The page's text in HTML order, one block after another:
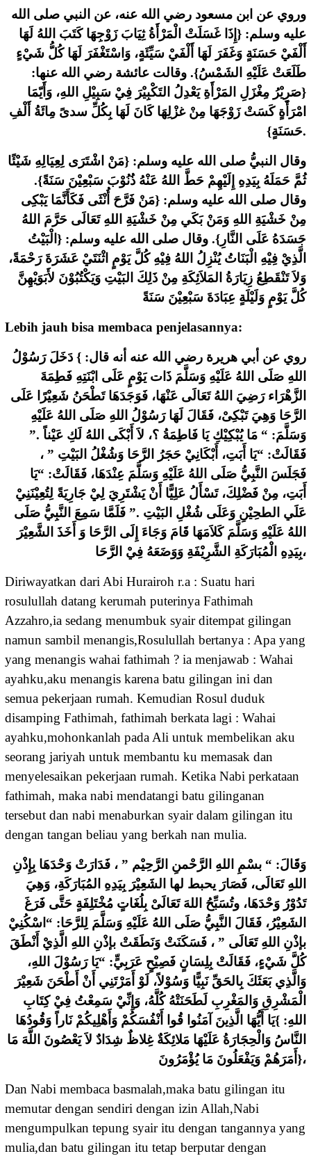
وروي عن ابن مسعود رضي الله عنه، عن النبي صلى الله
عليه وسلم: {إِذَا غَسَلَتْ الْمَرْأَةُ ثِيَابَ زَوْجِهَا كَتَبَ اللهُ لَهَا
أَلْفَيْ حَسَنَةٍ وَغَفَرَ لَهَا أَلْفَيْ سَيِّئَةٍ، وَاسْتَغْفَرَ لَهَا كُلُّ شَيْءٍ
طَلَعَتْ عَلَيْهِ الشَمْسُ}. وقالت عائشة رضي الله عنها:
{صَرِيْرُ مِغْزَلِ المَرْأَةِ يَعْدِلُ التَكْبِيْرَ فِيْ سَبِيْلِ اللهِ، وَأَيّمَا
امْرَأَةٍ كَسَتْ زَوْجَهَا مِنْ غزْلِهَا كَانَ لَهَا بِكُلِّ سدىً مِائَةُ أَلْفِ
حَسَنَةٍ}.
وقال النبيُّ صلى الله عليه وسلم: {مَنْ اشْتَرَى لِعِيَالِهِ شَيْئًا
ثُمَّ حَمَلَهُ بِيَدِهِ إِلَيْهِمْ حَطَّ اللهُ عَنْهُ ذُنُوْبَ سَبْعِيْنَ سَنَةً}.
وقال صلى الله عليه وسلم: {مَنْ فَرَّحَ أُنْثَى فَكَأَنَّمَا يَبْكِى
مِنْ خَشْيَةِ اللهِ وَمَنْ بَكَي مِنْ خَشْيَةِ اللهِ تَعَالَى حَرَّمَ اللهُ
جَسَدَهُ عَلَى النَّارِ}. وقال صلى الله عليه وسلم: {الْبَيْتُ
الَّذِيْ فِيْهِ الْبَنَاتُ يُنْزِلُ اللهُ فِيْهِ كُلَّ يَوْمٍ اثْنَتَيْ عَشَرَةَ رَحْمَةً،
وَلاَ تَنْقَطِعُ زِيَارَةُ المَلاَئِكَةِ مِنْ ذَلِكَ البَيْتِ وَيَكْتُبُوْنَ لأَبَوَيْهِنَّ
كُلَّ يَوْمٍ وَلَيْلَةٍ عِبَادَةَ سَبْعِيْنَ سَنَةً
Lebih jauh bisa membaca penjelasannya:
ﺭﻭﻱ ﻋﻦ ﺃﺑﻲ ﻫﺮﻳﺮﺓ ﺭﺿﻲ ﺍﻟﻠﻪ ﻋﻨﻪ ﺃﻧﻪ ﻗﺎﻝ: } ﺩَﺧَﻞَ ﺭَﺳُﻮْﻝُ
ﺍﻟﻠﻪِ ﺻَﻠَﻰ ﺍﻟﻠﻪُ ﻋَﻠَﻴْﻪِ ﻭَﺳَﻠَّﻢَ ﺫَﺍﺕ ﻳَﻮْﻡٍ ﻋَﻠَﻰ ﺍﺑْﻨَﺘِﻪِ ﻓَﻄِﻤَﺔَ
ﺍﻟﺰَّﻫْﺮَﺍﺀ ﺭَﺿِﻲَ ﺍﻟﻠﻪُ ﺗَﻌَﺎﻟَﻰ ﻋَﻨْﻬَﺎ، ﻓَﻮَﺟَﺪَﻫَﺎ ﺗَﻄْﺤَﻦُ ﺷَﻌِﻴْﺮًﺍ ﻋَﻠَﻰ
ﺍﻟﺮَّﺣَﺎ ﻭَﻫِﻲَ ﺗَﺒْﻜِﻰْ، ﻓَﻘَﺎﻝَ ﻟَﻬَﺎ ﺭَﺳُﻮْﻝُ ﺍﻟﻠﻪِ ﺻَﻠَﻰ ﺍﻟﻠﻪُ ﻋَﻠَﻴْﻪِ
ﻭَﺳَﻠَّﻢَ: “ ﻣَﺎ ﻳُﺒْﻜِﻴْﻚِ ﻳَﺎ ﻓَﺎﻃِﻤَﺔُ ؟، ﻻَ ﺃَﺑْﻜَﻰ ﺍﻟﻠﻪُ ﻟَﻚِ ﻋَﻴْﻨﺎً .”
ﻓَﻘَﺎﻟَﺖْ: “ﻳَﺎ ﺃَﺑَﺖِ، ﺃَﺑْﻜَﺎﻧِﻲْ ﺣَﺠَﺮُ ﺍﻟﺮَّﺣَﺎ ﻭَﺷُﻐْﻞُ ﺍﻟﺒَﻴْﺖِ ” ،
ﻓَﺠَﻠَﺲَ ﺍﻟﻨَّﺒِﻲُّ ﺻَﻠَﻰ ﺍﻟﻠﻪُ ﻋَﻠَﻴْﻪِ ﻭَﺳَﻠَّﻢَ ﻋِﻨْﺪَﻫَﺎ، ﻓَﻘَﺎﻟَﺖْ: “ﻳَﺎ
ﺃَﺑَﺖِ، ﻣِﻦْ ﻓَﻀْﻠِﻚَ، ﺗَﺴْﺄَﻝُ ﻋَﻠِﻴًّﺎ ﺃَﻥْ ﻳَﺸْﺘَﺮِﻱَ ﻟِﻲْ ﺟَﺎﺭِﻳَﺔً ﻟِﺘُﻌِﻴْﻨَﻨِﻲْ
ﻋَﻠَﻲ ﺍﻟﻄﺤِﻴْﻦِ ﻭَﻋَﻠَﻰ ﺷُﻐْﻞِ ﺍﻟﺒَﻴْﺖِ .” ﻓَﻠَﻤَّﺎ ﺳَﻤِﻊَ ﺍﻟﻨَّﺒِﻲُّ ﺻَﻠَﻰ
ﺍﻟﻠﻪُ ﻋَﻠَﻴْﻪِ ﻭَﺳَﻠَّﻢَ ﻛَﻼَﻣَﻬَﺎ ﻗَﺎﻡَ ﻭَﺟَﺎﺀَ ﺇِﻟَﻰ ﺍﻟﺮَّﺣَﺎ ﻭَ ﺃَﺧَﺬَ ﺍﻟﺸَّﻌِﻴْﺮَ
ﺑِﻴَﺪِﻩِ ﺍﻟْﻤُﺒَﺎﺭَﻛَﺔِ ﺍﻟﺸَّﺮِﻳْﻔَﺔِ ﻭَﻭَﺿَﻌَﻪُ ﻓِﻲْ ﺍﻟﺮَّﺣَﺎ،
Diriwayatkan dari Abi Hurairoh r.a : Suatu hari
rosulullah datang kerumah puterinya Fathimah
Azzahro,ia sedang menumbuk syair ditempat gilingan
namun sambil menangis,Rosulullah bertanya : Apa yang
yang menangis wahai fathimah ? ia menjawab : Wahai
ayahku,aku menangis karena batu gilingan ini dan
semua pekerjaan rumah. Kemudian Rosul duduk
disamping Fathimah, fathimah berkata lagi : Wahai
ayahku,mohonkanlah pada Ali untuk membelikan aku
seorang jariyah untuk membantu ku memasak dan
menyelesaikan pekerjaan rumah. Ketika Nabi perkataan
fathimah, maka nabi mendatangi batu gilinganan
tersebut dan nabi menaburkan syair dalam gilingan itu
dengan tangan beliau yang berkah nan mulia.
ﻭَﻗَﺎﻝَ: “ ﺑﺴْﻢِ ﺍﻟﻠﻪِ ﺍﻟﺮَّﺣْﻤﻦِ ﺍﻟﺮَّﺣِﻴْﻢ ” ، ﻓَﺪَﺍﺭَﺕْ ﻭَﺣْﺪَﻫَﺎ ﺑِﺈِﺫْﻥِ
ﺍﻟﻠﻪِ ﺗَﻌَﺎﻟَﻰ، ﻓَﺼَﺎﺭَ ﻳﺤﺒﻂ ﻟﻬﺎ ﺍﻟﺸَﻌِﻴْﺮَ ﺑِﻴَﺪِﻩِ ﺍﻟﻤُﺒَﺎﺭَﻛَﺔِ، ﻭَﻫِﻲَ
ﺗَﺪُﻭْﺭُ ﻭَﺣْﺪَﻫَﺎ، ﻭﺗُﺴَﺒِّﺢُ ﺍﻟﻠﻪَ ﺗَﻌَﺎﻟَﻰْ ﺑِﻠُﻐَﺎﺕٍ ﻣُﺨْﺘَﻠِﻔَﺔٍ ﺣَﺘَّﻰ ﻓَﺮَﻍَ
ﺍﻟﺸَﻌِﻴْﺮُ، ﻓَﻘَﺎﻝَ ﺍﻟﻨَّﺒِﻲُّ ﺻَﻠَﻰ ﺍﻟﻠﻪُ ﻋَﻠَﻴْﻪِ ﻭَﺳَﻠَّﻢَ ﻟِﻠﺮَّﺣَﺎ: “ﺍﺳْﻜُﻨِﻲْ
ﺑﺈﺫْﻥِ ﺍﻟﻠﻪِ ﺗَﻌَﺎﻟَﻰ ” ، ﻓَﺴَﻜَﻨَﺖْ ﻭَﻧَﻄَﻘَﺖْ ﺑﺈﺫْﻥِ ﺍﻟﻠﻪِ ﺍﻟَّﺬِﻱْ ﺃَﻧْﻄَﻖَ
ﻛُﻞَّ ﺷَﻲْﺀٍ، ﻓَﻘَﺎﻟَﺖْ ﺑِﻠِﺴَﺎﻥٍ ﻓَﺼِﻴْﺢٍ ﻋَﺮَﺑِﻲٍّ: “ﻳَﺎ ﺭَﺳُﻮْﻝَ ﺍﻟﻠﻪِ،
ﻭَﺍﻟَّﺬِﻱ ﺑَﻌَﺜَﻚَ ﺑِﺎﻟﺤَﻖِّ ﻧَﺒِﻴًّﺎ ﻭَﺳُﻮْﻻً، ﻟَﻮْ ﺃَﻣَﺮْﺗَﻨِﻲ ﺃَﻥْ ﺃَﻃْﺤَﻦَ ﺷَﻌِﻴْﺮَ
ﺍﻟْﻤَﺸْﺮِﻕِ ﻭَﺍﻟﻤَﻐْﺮِﺏِ ﻟَﻄَﺤَﻨَﺘْﻪُ ﻛُﻠَّﻪُ، ﻭَﺇِﻧِّﻲْ ﺳَﻤِﻌْﺖُ ﻓِﻲْ ﻛِﺘَﺎﺏِ
ﺍﻟﻠﻪِ: }ﻳَﺎ ﺃَﻳُّﻬَﺎ ﺍﻟَّﺬِﻳﻦَ ﺁﻣَﻨُﻮﺍ ﻗُﻮﺍ ﺃَﻧْﻔُﺴَﻜُﻢْ ﻭَﺃَﻫْﻠِﻴﻜُﻢْ ﻧَﺎﺭﺍً ﻭَﻗُﻮﺩُﻫَﺎ
ﺍﻟﻨَّﺎﺱُ ﻭَﺍﻟْﺤِﺠَﺎﺭَﺓُ ﻋَﻠَﻴْﻬَﺎ ﻣَﻼﺋِﻜَﺔٌ ﻏِﻼﻅٌ ﺷِﺪَﺍﺩٌ ﻻَ ﻳَﻌْﺼُﻮﻥَ ﺍﻟﻠَّﻪَ ﻣَﺎ
ﺃَﻣَﺮَﻫُﻢْ ﻭَﻳَﻔْﻌَﻠُﻮﻥَ ﻣَﺎ ﻳُﺆْﻣَﺮُﻭﻥَ}،
Dan Nabi membaca basmalah,maka batu gilingan itu
memutar dengan sendiri dengan izin Allah,Nabi
mengumpulkan tepung syair itu dengan tangannya yang
mulia,dan batu gilingan itu tetap berputar dengan